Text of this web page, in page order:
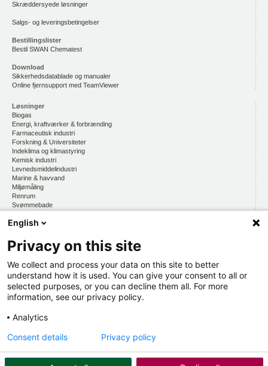
Skræddersyede løsninger
Salgs- og leveringsbetingelser
Bestillingslister
Bestil SWAN Chematest
Download
Sikkerhedsdatablade og manualer
Online fjernsupport med TeamViewer
Løsninger
Biogas
Energi, kraftværker & forbrænding
Farmaceutisk industri
Forskning & Universiteter
Indeklima og klimastyring
Kemisk industri
Levnedsmiddelindustri
Marine & havvand
Miljømåling
Renrum
Svømmebade
CKE
Om os
At arbejde hos CKE
Persondatapolitik
Kontakt os
Organisation
Hold dig opdateret
Via CKE INFORMERER
English
Privacy on this site
We collect and process your data on this site to better
understand how it is used. You can give your consent to all or
selected purposes, or you can decline them all. For more
information, see our privacy policy.
Analytics
Consent details Privacy policy